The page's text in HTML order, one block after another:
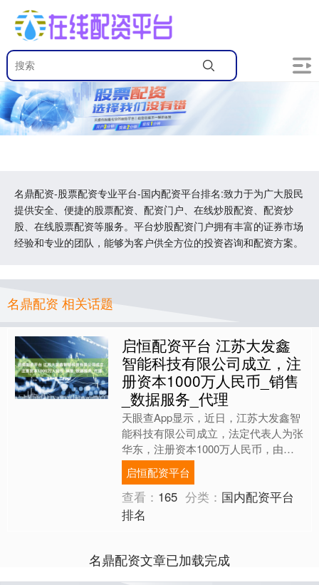
名鼎配资-股票配资专业平台-国内配资平台排名:致力于为广大股民
提供安全、便捷的股票配资、配资门户、在线炒股配资、配资炒
股、在线股票配资等服务。平台炒股配资门户拥有丰富的证券市场
经验和专业的团队，能够为客户供全方位的投资咨询和配资方案。
名鼎配资 相关话题
启恒配资平台 江苏大发鑫
智能科技有限公司成立，注
册资本1000万人民币_销售
_数据服务_代理
天眼查App显示，近日，江苏大发鑫智
能科技有限公司成立，法定代表人为张
华东，注册资本1000万人民币，由江
苏大发控股集团有限公司全资持股。
序号股东名称持股比例....
启恒配资平台
查看： 165 分类： 国内配资平台
排名
名鼎配资文章已加载完成